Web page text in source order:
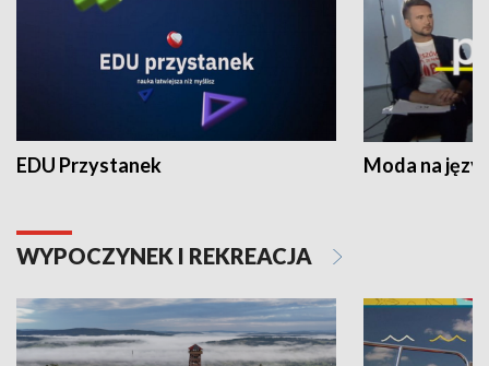
EDU Przystanek Moda na
WYPOCZYNEK I REKREACJA